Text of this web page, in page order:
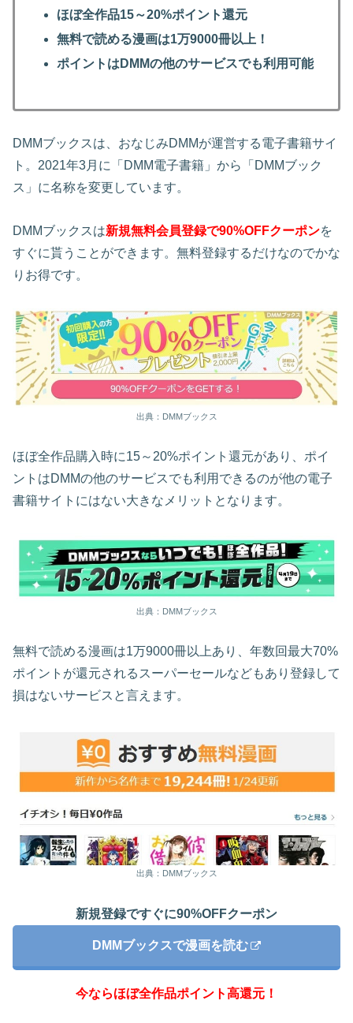
ほぼ全作品15～20%ポイント還元
無料で読める漫画は1万9000冊以上！
ポイントはDMMの他のサービスでも利用可能
DMMブックスは、おなじみDMMが運営する電子書籍サイ
ト。2021年3月に「DMM電子書籍」から「DMMブック
ス」に名称を変更しています。
DMMブックスは新規無料会員登録で90%OFFクーポンを
すぐに貰うことができます。無料登録するだけなのでかな
りお得です。
出典：DMMブックス
ほぼ全作品購入時に15～20%ポイント還元があり、ポイ
ントはDMMの他のサービスでも利用できるのが他の電子
書籍サイトにはない大きなメリットとなります。
出典：DMMブックス
無料で読める漫画は1万9000冊以上あり、年数回最大70%
ポイントが還元されるスーパーセールなどもあり登録して
損はないサービスと言えます。
出典：DMMブックス
新規登録ですぐに90%OFFクーポン
DMMブックスで漫画を読む
今ならほぼ全作品ポイント高還元！